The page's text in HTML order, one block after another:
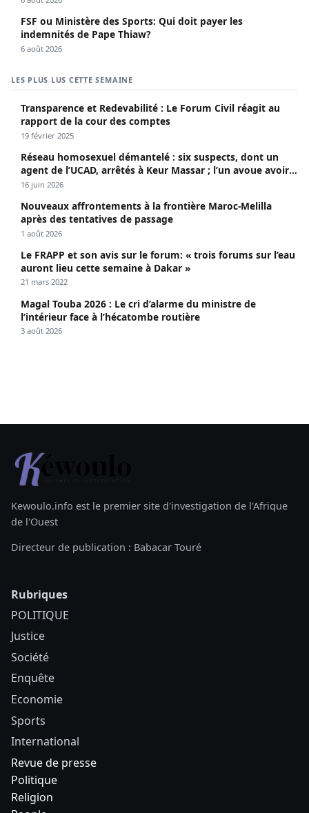
FSF ou Ministère des Sports: Qui doit payer les
indemnités de Pape Thiaw?
6 août 2026
LES PLUS LUS CETTE SEMAINE
Transparence et Redevabilité : Le Forum Civil réagit au
rapport de la cour des comptes
19 février 2025
Réseau homosexuel démantelé : six suspects, dont un
agent de l’UCAD, arrêtés à Keur Massar ; l’un avoue avoir
propagé le VIH depuis 2018
16 juin 2026
Nouveaux affrontements à la frontière Maroc-Melilla
après des tentatives de passage
1 août 2026
Le FRAPP et son avis sur le forum: « trois forums sur l’eau
auront lieu cette semaine à Dakar »
21 mars 2022
Magal Touba 2026 : Le cri d’alarme du ministre de
l’intérieur face à l’hécatombe routière
3 août 2026
Kewoulo.info est le premier site d'investigation de l'Afrique
de l'Ouest
Directeur de publication : Babacar Touré
Rubriques
POLITIQUE
Justice
Société
Enquête
Economie
Sports
International
Revue de presse
Politique
Religion